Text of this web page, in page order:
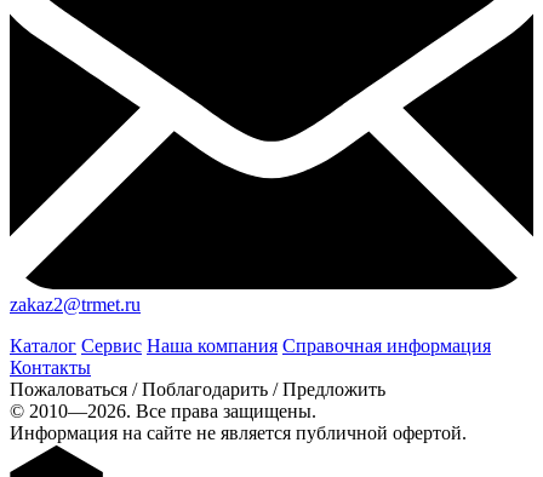
zakaz2@trmet.ru
Каталог Сервис Наша компания Справочная информация
Контакты
Пожаловаться / Поблагодарить / Предложить
© 2010—2026. Все права защищены.
Информация на сайте не является публичной офертой.